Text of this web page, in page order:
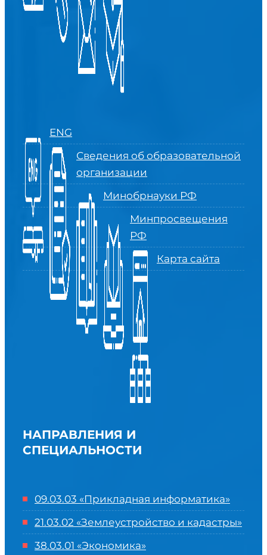
ENG
Сведения об образовательной
организации
Минобрнауки РФ
Минпросвещения
РФ
Карта сайта
НАПРАВЛЕНИЯ И
СПЕЦИАЛЬНОСТИ
09.03.03 «Прикладная информатика»
21.03.02 «Землеустройство и кадастры»
38.03.01 «Экономика»